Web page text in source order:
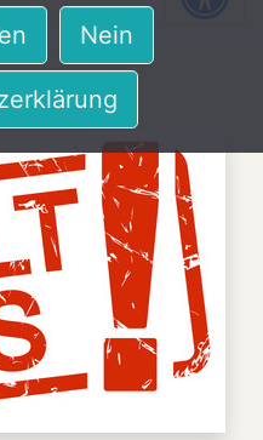
Nein